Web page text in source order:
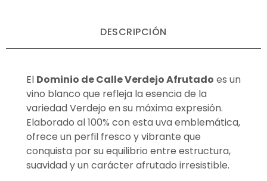
DESCRIPCIÓN
El Dominio de Calle Verdejo Afrutado es un
vino blanco que refleja la esencia de la
variedad Verdejo en su máxima expresión.
Elaborado al 100% con esta uva emblemática,
ofrece un perfil fresco y vibrante que
conquista por su equilibrio entre estructura,
suavidad y un carácter afrutado irresistible.